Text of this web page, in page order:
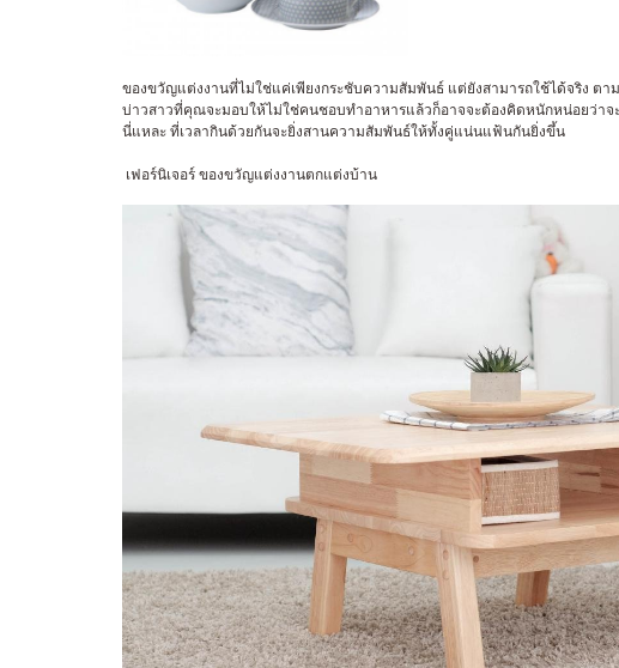
ของขวัญแต่งงานที่ไม่ใช่แค่เพียงกระชับความสัมพันธ์ แต่ยังสามารถใช้ได้จริง ต
บ่าวสาวที่คุณจะมอบให้ไม่ใช่คนชอบทำอาหารแล้วก็อาจจะต้องคิดหนักหน่อยว่าจ
นี่แหละ ที่เวลากินด้วยกันจะยิ่งสานความสัมพันธ์ให้ทั้งคู่แน่นแฟ้นกันยิ่งขึ้น
เฟอร์นิเจอร์ ของขวัญแต่งงานตกแต่งบ้าน